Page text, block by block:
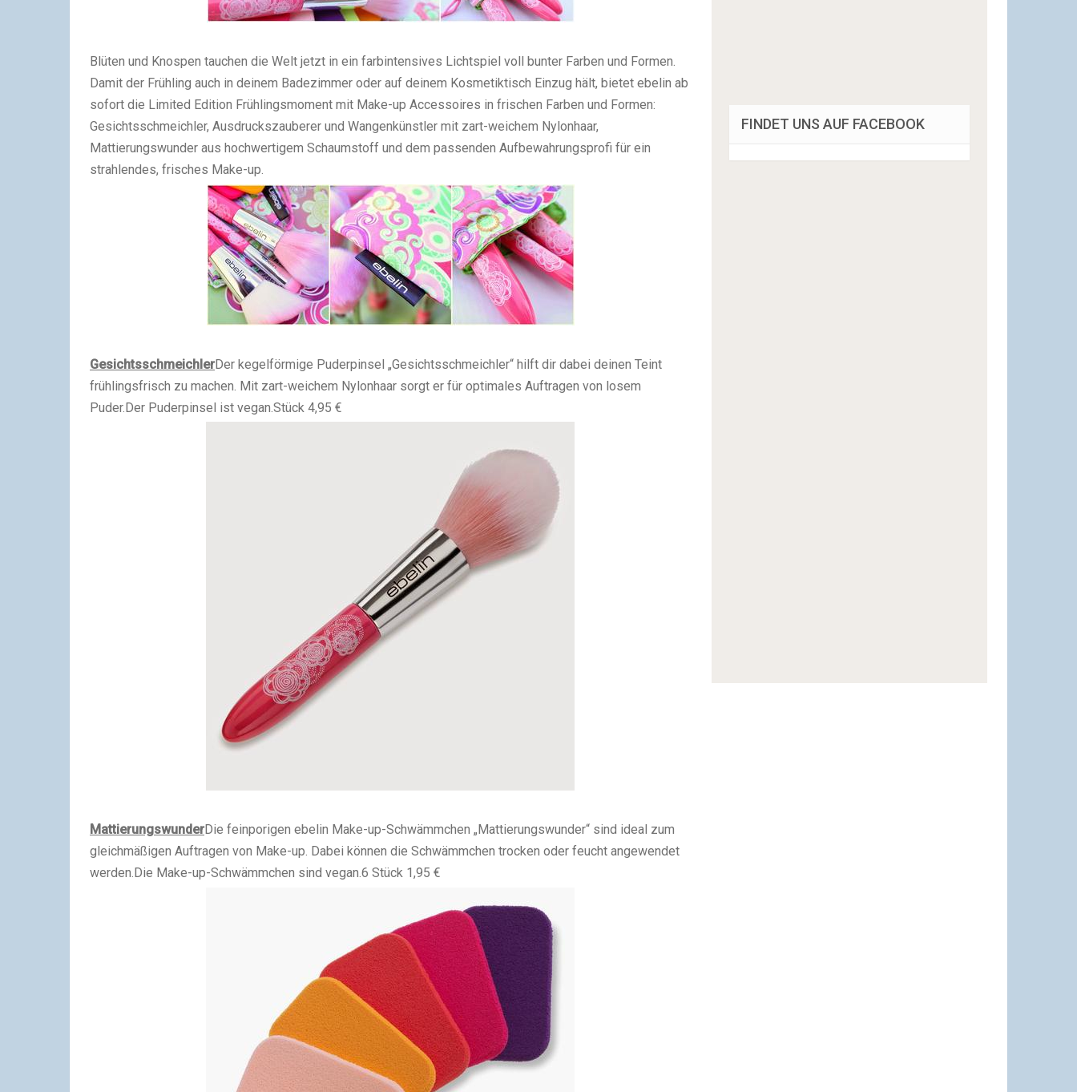
Blüten und Knospen tauchen die Welt jetzt in ein farbintensives Lichtspiel voll bunter Farben und Formen.
Damit der Frühling auch in deinem Badezimmer oder auf deinem Kosmetiktisch Einzug hält, bietet ebelin ab
sofort die Limited Edition Frühlingsmoment mit Make-up Accessoires in frischen Farben und Formen:
Gesichtsschmeichler, Ausdruckszauberer und Wangenkünstler mit zart-weichem Nylonhaar,
Mattierungswunder aus hochwertigem Schaumstoff und dem passenden Aufbewahrungsprofi für ein
strahlendes, frisches Make-up.
GesichtsschmeichlerDer kegelförmige Puderpinsel „Gesichtsschmeichler“ hilft dir dabei deinen Teint
frühlingsfrisch zu machen. Mit zart-weichem Nylonhaar sorgt er für optimales Auftragen von losem
Puder.Der Puderpinsel ist vegan. Stück 4,95 €
MattierungswunderDie feinporigen ebelin Make-up-Schwämmchen „Mattierungswunder“ sind ideal zum
gleichmäßigen Auftragen von Make-up. Dabei können die Schwämmchen trocken oder feucht angewendet
werden. Die Make-up-Schwämmchen sind vegan.6 Stück 1,95 €
FINDET UNS AUF FACEBOOK